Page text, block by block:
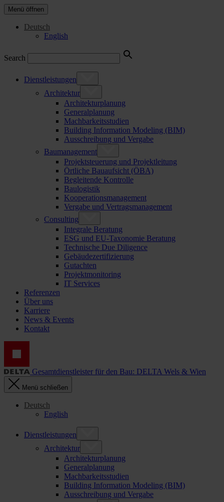
Menü öffnen
Deutsch
English
Search
Dienstleistungen
Architektur
Architekturplanung
Generalplanung
Machbarkeitsstudien
Building Information Modeling (BIM)
Ausschreibung und Vergabe
Baumanagement
Projektsteuerung und Projektleitung
Örtliche Bauaufsicht (ÖBA)
Begleitende Kontrolle
Baulogistik
Kooperationsmanagement
Vergabe und Vertragsmanagement
Consulting
Integrale Beratung
ESG und EU-Taxonomie Beratung
Technische Due Diligence
Gebäudezertifizierung
Gutachten
Projektmonitoring
IT Services
Referenzen
Über uns
Karriere
News & Events
Kontakt
Gesamtdienstleister für den Bau: DELTA Wels & Wien
Menü schließen
Deutsch
English
Dienstleistungen
Architektur
Architekturplanung
Generalplanung
Machbarkeitsstudien
Building Information Modeling (BIM)
Ausschreibung und Vergabe